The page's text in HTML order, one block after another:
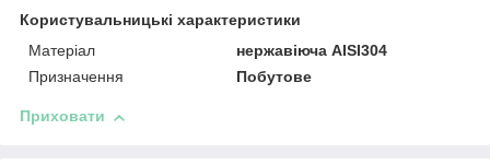
Користувальницькі характеристики
Матеріал
нержавіюча AISI304
Призначення
Побутове
Приховати